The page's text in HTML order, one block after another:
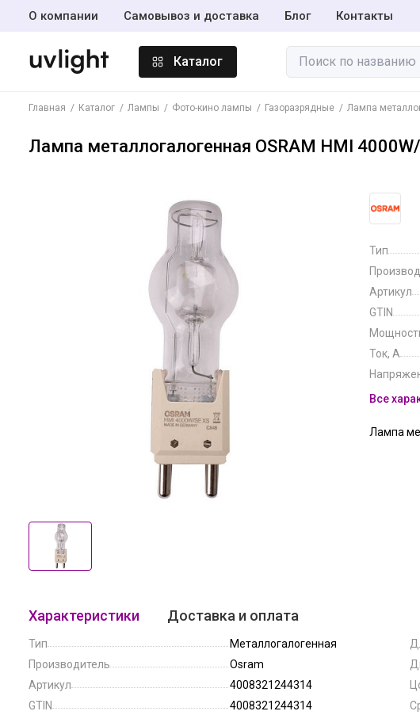
О компании Самовывоз и доставка Блог Контакты
Каталог
Главная Каталог Лампы Фото-кино лампы Газоразрядные Лампа
Лампа металлогалогенная OSRAM HMI 4000W/
Тип
Артикул
GTIN
Ток, А
Все
Лампа
Характеристики Доставка и оплата
Тип
Металлогалогенная
Производитель
Osram
Артикул
4008321244314
GTIN
4008321244314